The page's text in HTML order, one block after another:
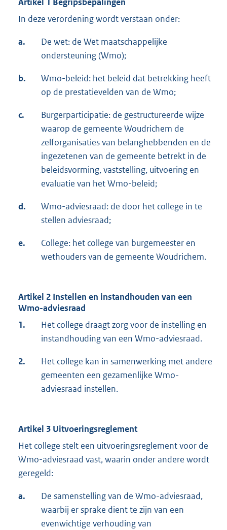
In deze verordening wordt verstaan onder:
a.
De wet: de Wet maatschappelijke
ondersteuning (Wmo);
b.
Wmo-beleid: het beleid dat betrekking heeft
op de prestatievelden van de Wmo;
c.
Burgerparticipatie: de gestructureerde wijze
waarop de gemeente Woudrichem de
zelforganisaties van belanghebbenden en de
ingezetenen van de gemeente betrekt in de
beleidsvorming, vaststelling, uitvoering en
evaluatie van het Wmo-beleid;
d.
Wmo-adviesraad: de door het college in te
stellen adviesraad;
e.
College: het college van burgemeester en
wethouders van de gemeente Woudrichem.
Artikel 2 Instellen en instandhouden van een
Wmo-adviesraad
1.
Het college draagt zorg voor de instelling en
instandhouding van een Wmo-adviesraad.
2.
Het college kan in samenwerking met andere
gemeenten een gezamenlijke Wmo-
adviesraad instellen.
Artikel 3 Uitvoeringsreglement
Het college stelt een uitvoeringsreglement voor de
Wmo-adviesraad vast, waarin onder andere wordt
geregeld:
a.
De samenstelling van de Wmo-adviesraad,
waarbij er sprake dient te zijn van een
evenwichtige verhouding van